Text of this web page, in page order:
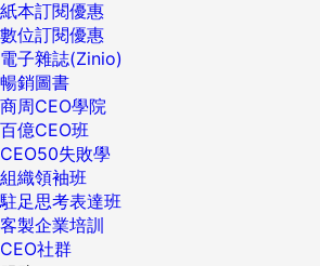
紙本訂閱優惠
數位訂閱優惠
電子雜誌(Zinio)
暢銷圖書
商周CEO學院
百億CEO班
CEO50失敗學
組織領袖班
駐足思考表達班
客製企業培訓
CEO社群